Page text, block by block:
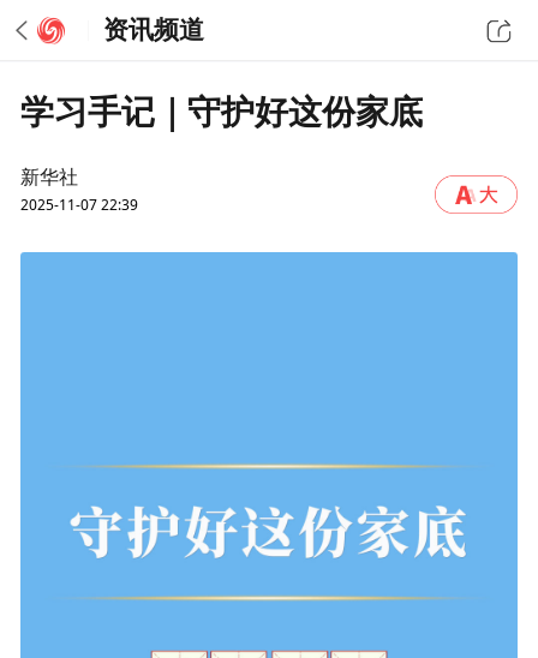
资讯频道
学习手记｜守护好这份家底
新华社
2025-11-07 22:39